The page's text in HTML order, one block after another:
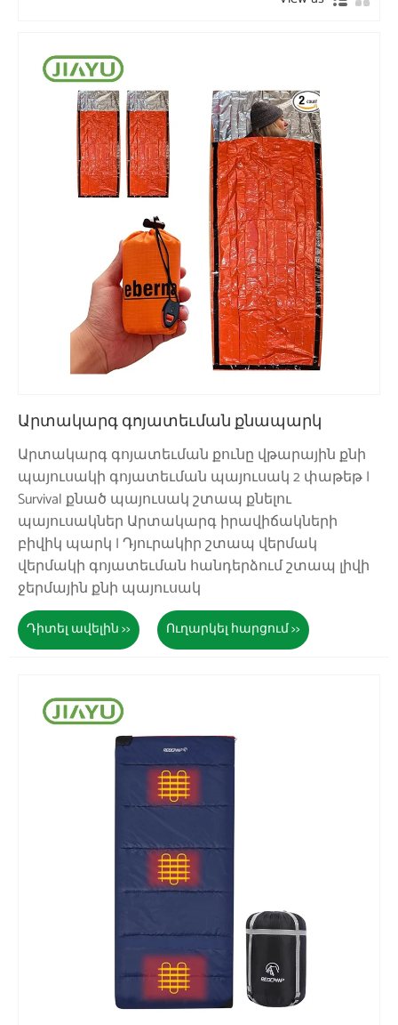
Արտակարգ գոյատեւման քնապարկ
Արտակարգ գոյատեւման քունը վթարային քնի
պայուսակի գոյատեւման պայուսակ 2 փաթեթ |
Survival քնած պայուսակ շտապ քնելու
պայուսակներ Արտակարգ իրավիճակների
բիվիկ պարկ | Դյուրակիր շտապ վերմակ
վերմակի գոյատեւման հանդերձում շտապ լիվի
ջերմային քնի պայուսակ
Դիտել ավելին >> Ուղարկել հարցում >>